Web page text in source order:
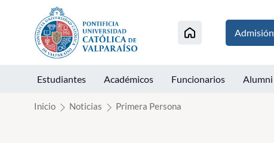
Click acá para ir directamente al contenido
Admisión
Estudiantes Académicos Funcionarios Alumni
Inicio Noticias Primera Persona